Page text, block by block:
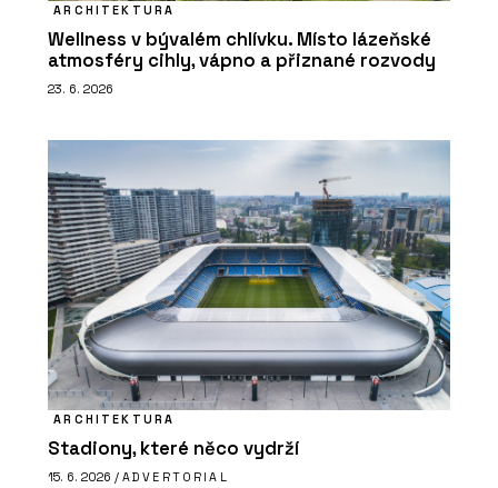
ARCHITEKTURA
Wellness v bývalém chlívku. Místo lázeňské
atmosféry cihly, vápno a přiznané rozvody
23. 6. 2026
ARCHITEKTURA
Stadiony, které něco vydrží
15. 6. 2026 / ADVERTORIAL